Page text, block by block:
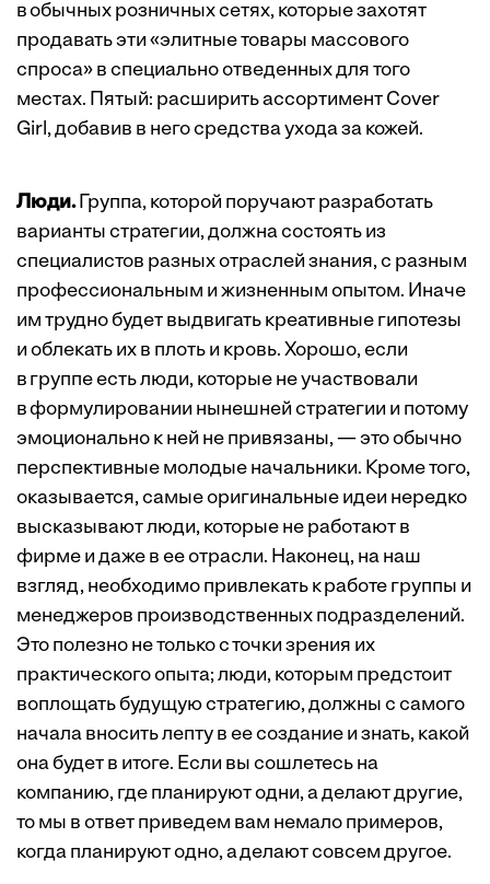
в обычных розничных сетях, которые захотят
продавать эти «элитные товары массового
спроса» в специально отведенных для того
местах. Пятый: расширить ассортимент Cover
Girl, добавив в него средства ухода за кожей.
Люди.Группа, которой поручают разработать
варианты стратегии, должна состоять из
специалистов разных отраслей знания, с разным
профессиональным и жизненным опытом. Иначе
им трудно будет выдвигать креативные гипотезы
и облекать их в плоть и кровь. Хорошо, если
в группе есть люди, которые не участвовали
в формулировании нынешней стратегии и потому
эмоционально к ней не привязаны, — это обычно
перспективные молодые начальники. Кроме того,
оказывается, самые оригинальные идеи нередко
высказывают люди, которые не работают в
фирме и даже в ее отрасли. Наконец, на наш
взгляд, необходимо привлекать к работе группы и
менеджеров производственных подразделений.
Это полезно не только с точки зрения их
практического опыта; люди, которым предстоит
воплощать будущую стратегию, должны с самого
начала вносить лепту в ее создание и знать, какой
она будет в итоге. Если вы сошлетесь на
компанию, где планируют одни, а делают другие,
то мы в ответ приведем вам немало примеров,
когда планируют одно, а делают совсем другое.